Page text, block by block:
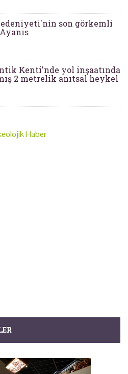
son görkemli
Kenti'nde yol inşaatında
2 metrelik anıtsal heykel